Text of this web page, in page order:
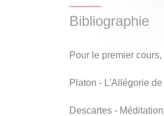
Bibliographie
Pour le premier
Platon - L'Allégorie
Descartes -